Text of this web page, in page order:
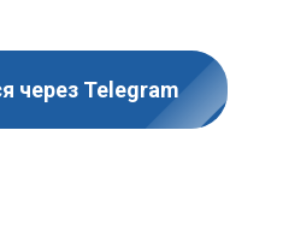
через Telegram